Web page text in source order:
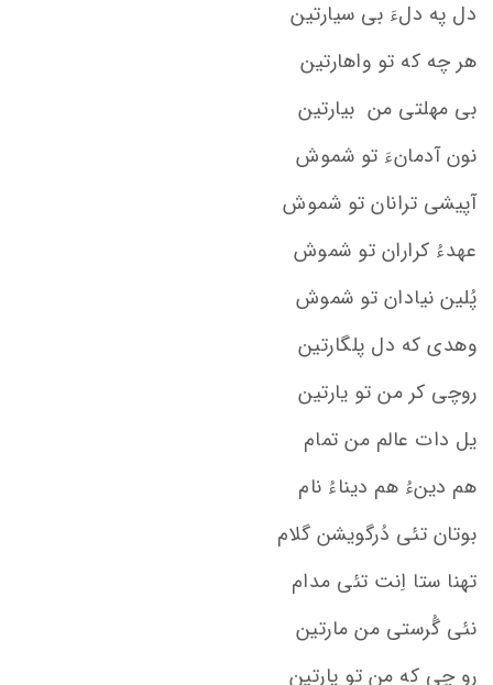
دل په دلءَ بی سیارتین
هر چه که تو واهارتین
بی مهلتی من بیارتین
نون آدمانءَ تو شموش
آپیشی ترانان تو شموش
عهدءُ کراران تو شموش
پُلین نیادان تو شموش
وهدی که دل پلگارتین
روچی کر من تو یارتین
یل دات عالم من تمام
هم دینءُ هم دیناءُ نام
بوتان تئی دُرگویشن گلام
تهنا ستا اِنت تئی مدام
نئی گُرستی من مارتین
رو چی که من تو یارتین